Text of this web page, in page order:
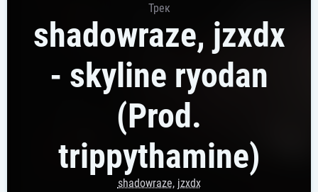
Трек
shadowraze, jzxdx
- skyline ryodan
(Prod.
trippythamine)
shadowraze, jzxdx